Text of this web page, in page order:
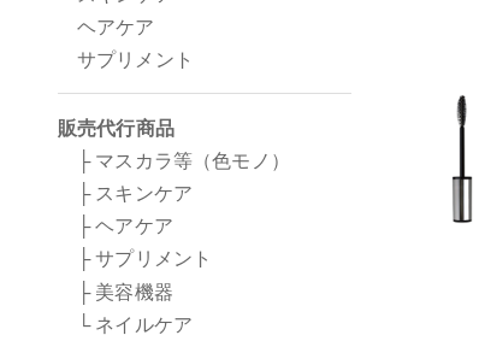
ヘアケア
サプリメント
販売代行商品
├ マスカラ等（色モノ）
├ スキンケア
├ ヘアケア
├ サプリメント
├ 美容機器
└ ネイルケア